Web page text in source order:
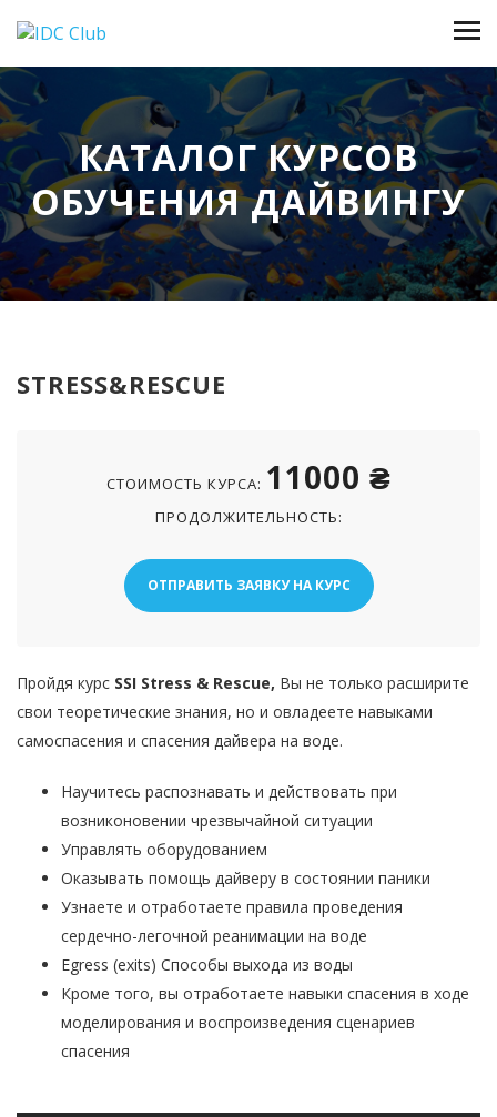
КАТАЛОГ КУРСОВ
ОБУЧЕНИЯ ДАЙВИНГУ
STRESS&RESCUE
СТОИМОСТЬ КУРСА: 11000 ₴
ПРОДОЛЖИТЕЛЬНОСТЬ:
ОТПРАВИТЬ ЗАЯВКУ НА КУРС
Пройдя курс SSI Stress & Rescue, Вы не только расширите
свои теоретические знания, но и овладеете навыками
самоспасения и спасения дайвера на воде.
Научитесь распознавать и действовать при
возниконовении чрезвычайной ситуации
Управлять оборудованием
Оказывать помощь дайверу в состоянии паники
Узнаете и отработаете правила проведения
сердечно-легочной реанимации на воде
Egress (exits) Способы выхода из воды
Кроме того, вы отработаете навыки спасения в ходе
моделирования и воспроизведения сценариев
спасения